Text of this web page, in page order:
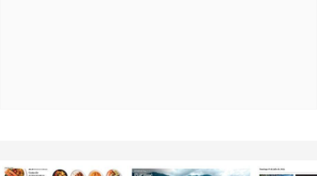
Opens in new window Opens in